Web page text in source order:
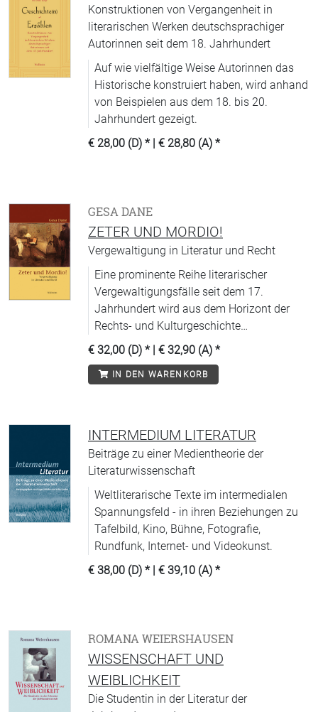
Konstruktionen von Vergangenheit in
literarischen Werken deutschsprachiger
Autorinnen seit dem 18. Jahrhundert
Auf wie vielfältige Weise Autorinnen das
Historische konstruiert haben, wird anhand
von Beispielen aus dem 18. bis 20.
Jahrhundert gezeigt.
€ 28,00 (D) * | € 28,80 (A) *
GESA DANE
ZETER UND MORDIO!
Vergewaltigung in Literatur und Recht
Eine prominente Reihe literarischer
Vergewaltigungsfälle seit dem 17.
Jahrhundert wird aus dem Horizont der
Rechts- und Kulturgeschichte
literaturgeschichtlich analysiert.
€ 32,00 (D) * | € 32,90 (A) *
IN DEN WARENKORB
INTERMEDIUM LITERATUR
Beiträge zu einer Medientheorie der
Literaturwissenschaft
Weltliterarische Texte im intermedialen
Spannungsfeld - in ihren Beziehungen zu
Tafelbild, Kino, Bühne, Fotografie,
Rundfunk, Internet- und Videokunst.
€ 38,00 (D) * | € 39,10 (A) *
ROMANA WEIERSHAUSEN
WISSENSCHAFT UND
WEIBLICHKEIT
Die Studentin in der Literatur der